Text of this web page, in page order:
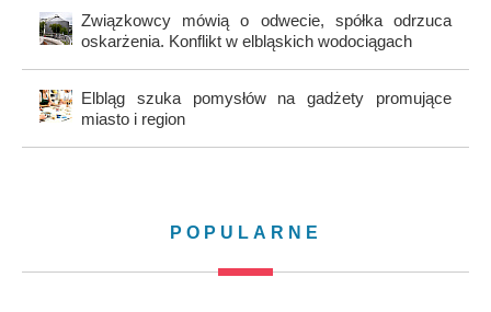
Związkowcy mówią o odwecie, spółka odrzuca
oskarżenia. Konflikt w elbląskich wodociągach
Elbląg szuka pomysłów na gadżety promujące
miasto i region
POPULARNE